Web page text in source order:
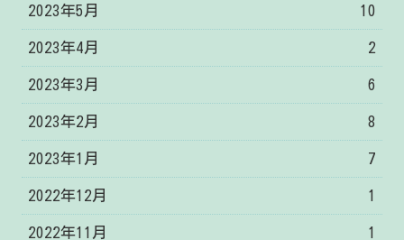
2023年5月 10
2023年4月 2
2023年3月 6
2023年2月 8
2023年1月 7
2022年12月 1
2022年11月 1